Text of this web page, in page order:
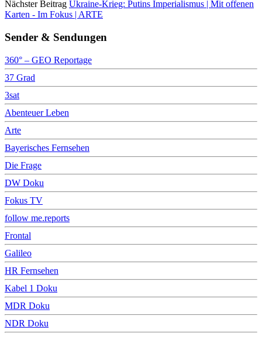
Nächster Beitrag Ukraine-Krieg: Putins Imperialismus | Mit offenen
Karten - Im Fokus | ARTE
Sender & Sendungen
360° – GEO Reportage
37 Grad
3sat
Abenteuer Leben
Arte
Bayerisches Fernsehen
Die Frage
DW Doku
Fokus TV
follow me.reports
Frontal
Galileo
HR Fernsehen
Kabel 1 Doku
MDR Doku
NDR Doku